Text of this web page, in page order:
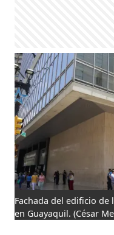
Fachada del edificio de
en Guayaquil. (César